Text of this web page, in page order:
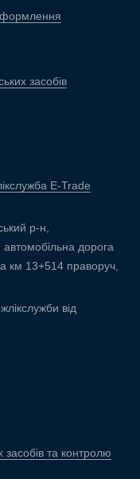
засобів
E-Trade
р-н,
дорога
км 13+514 праворуч,
від
засобів та контролю